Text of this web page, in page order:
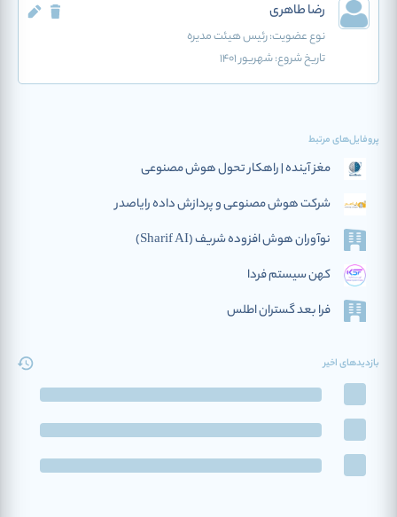
رضا طاهری
نوع عضویت:رئیس هیئت مدیره
تاریخ شروع:شهریور 1401
پروفایل‌های مرتبط
مغز آینده | راهکار تحول هوش مصنوعی
شرکت هوش مصنوعی و پردازش داده رایاصدر
نوآوران هوش افزوده‌ شریف (Sharif AI)
کهن سیستم فردا
فرا بعد گستران اطلس
بازدیدهای اخیر